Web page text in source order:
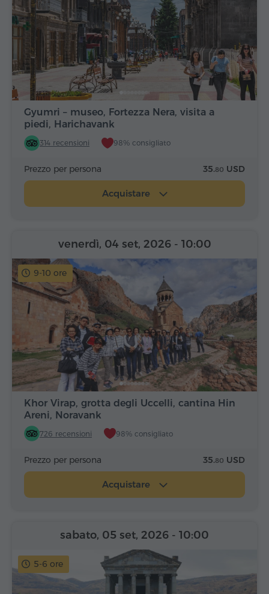
Gyumri – museo, Fortezza Nera, visita a
piedi, Harichavank
314 recensioni 98% consigliato
Prezzo per persona 35.80 USD
Acquistare
9-10 ore
Khor Virap, grotta degli Uccelli, cantina Hin
Areni, Noravank
726 recensioni 98% consigliato
venerdì, 04 set, 2026 - 10:00
Prezzo per persona 35.80 USD
Acquistare
5-6 ore
sabato, 05 set, 2026 - 10:00